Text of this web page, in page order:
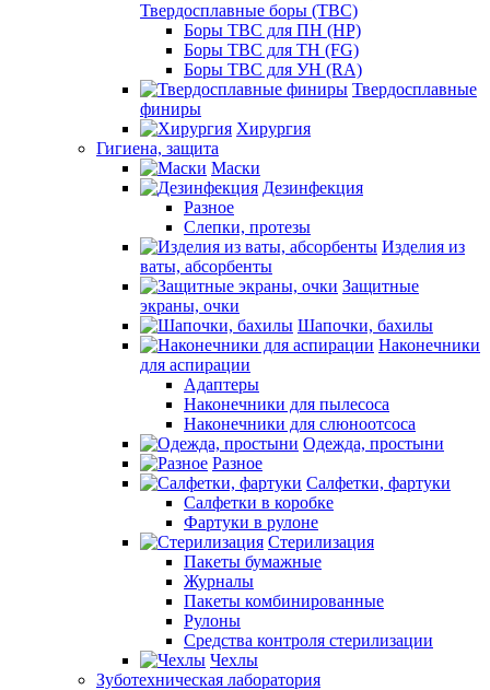
Твердосплавные боры (ТВС)
Боры ТВС для ПН (HP)
Боры ТВС для ТН (FG)
Боры ТВС для УН (RA)
Твердосплавные
финиры
Хирургия
Гигиена, защита
Маски
Дезинфекция
Разное
Слепки, протезы
Изделия из
ваты, абсорбенты
Защитные
экраны, очки
Шапочки, бахилы
Наконечники
для аспирации
Адаптеры
Наконечники для пылесоса
Наконечники для слюноотсоса
Одежда, простыни
Разное
Салфетки, фартуки
Салфетки в коробке
Фартуки в рулоне
Стерилизация
Пакеты бумажные
Журналы
Пакеты комбинированные
Рулоны
Средства контроля стерилизации
Чехлы
Зуботехническая лаборатория